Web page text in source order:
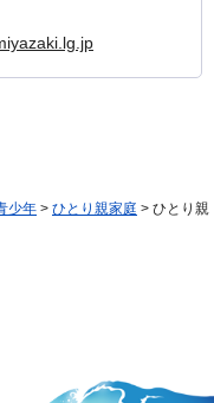
少年 > ひとり親家庭 > ひとり親